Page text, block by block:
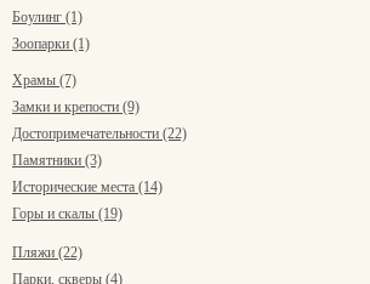
Боулинг (1)
Зоопарки (1)
Храмы (7)
Замки и крепости (9)
Достопримечательности (22)
Памятники (3)
Исторические места (14)
Горы и скалы (19)
Пляжи (22)
Парки, скверы (4)